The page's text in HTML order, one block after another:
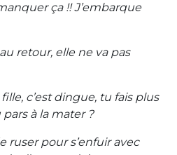
ça !! J’embarque
retour, elle ne va pas
c’est dingue, tu fais plus
à la mater ?
ruser pour s’enfuir avec